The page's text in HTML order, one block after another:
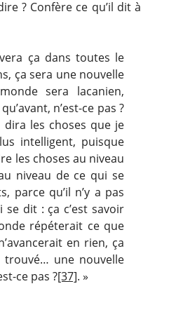
? Confère ce qu’il dit à
ça dans toutes le
ça sera une nouvelle
sera lacanien,
n’est-ce pas ?
dira les choses que je
intelligent, puisque
les choses au niveau
niveau de ce qui se
parce qu’il n’y a pas
se dit : ça c’est savoir
répéterait ce que
en rien, ça
trouvé… une nouvelle
ce pas ?[37]. »